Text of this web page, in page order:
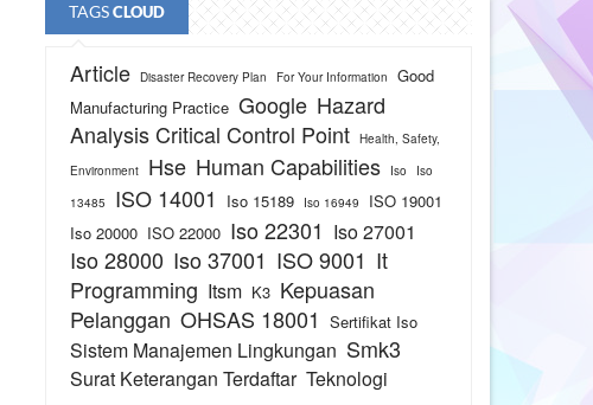
TAGSCLOUD
Article Disaster Recovery Plan For Your Information
Good
Manufacturing Practice Google Hazard
Analysis Critical Control Point Health, Safety,
Environment
Hse Human Capabilities Iso
Iso
13485
ISO 14001 Iso 15189 Iso 16949
ISO 19001
Iso 20000 ISO 22000 Iso 22301 Iso 27001
Iso 28000 Iso 37001 ISO 9001 It
Programming Itsm K3 Kepuasan
Pelanggan OHSAS 18001 Sertifikat Iso
Sistem Manajemen Lingkungan Smk3
Surat Keterangan Terdaftar Teknologi